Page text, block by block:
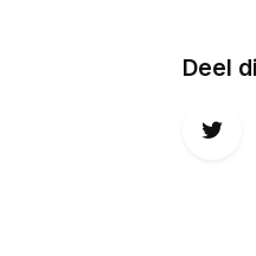
Deel